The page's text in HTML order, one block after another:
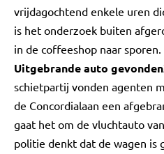
vrijdagochtend enkele uren
is het onderzoek buiten
in de coffeeshop naar sporen.
Uitgebrande auto gevonden
schietpartij vonden agenten
de Concordialaan een
gaat het om de vluchtauto
politie denkt dat de wagen is